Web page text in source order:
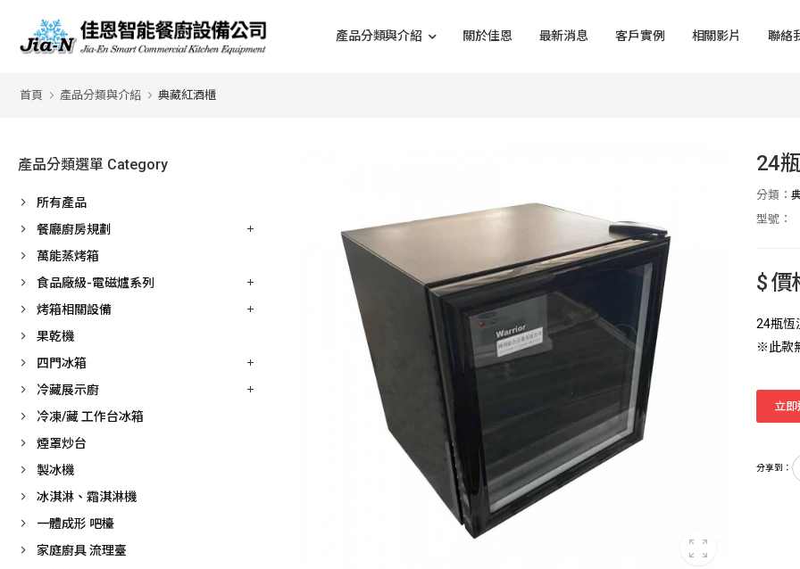
產品分類與介紹 關於佳恩 最新消息 客戶實例 相關影片 聯絡
首頁 產品分類與介紹 典藏紅酒櫃
產品分類選單 Category
所有產品
餐廳廚房規劃
萬能蒸烤箱
食品廠級-電磁爐系列
烤箱相關設備
果乾機
四門冰箱
冷藏展示廚
冷凍/藏 工作台冰箱
煙罩炒台
製冰機
冰淇淋、霜淇淋機
一體成形 吧檯
家庭廚具 流理臺
24
分類：
型號：
$ 價
24瓶恆
※此款
立
分享到：